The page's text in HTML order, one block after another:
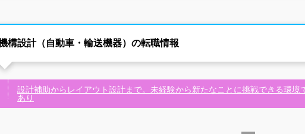
構設計（自動車・輸送機器）の転職情報
設計補助からレイアウト設計まで。未経験から新たなことに挑戦できる環境
あり